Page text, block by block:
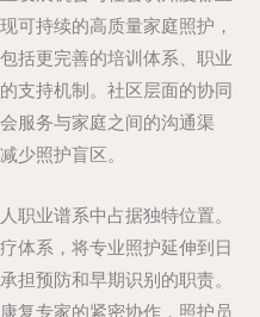
可持续的高质量家庭照护，
括更完善的培训体系、职业
支持机制。社区层面的协同
服务与家庭之间的沟通渠
少照护盲区。
职业谱系中占据独特位置。
体系，将专业照护延伸到日
担预防和早期识别的职责。
复专家的紧密协作，照护员